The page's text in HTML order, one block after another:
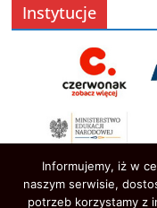
Instytucje
Informujemy, iż w
naszym serwisie,
potrzeb korzystamy z